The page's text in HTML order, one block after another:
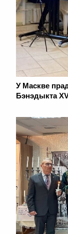
У Маскве
Бэнэдыкта